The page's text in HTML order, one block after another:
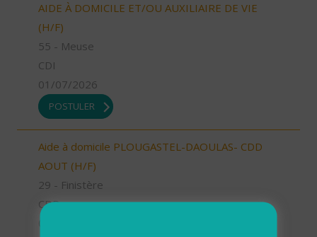
AIDE À DOMICILE ET/OU AUXILIAIRE DE VIE
(H/F)
55 - Meuse
CDI
01/07/2026
POSTULER
Aide à domicile PLOUGASTEL-DAOULAS- CDD
AOUT (H/F)
29 - Finistère
CDD